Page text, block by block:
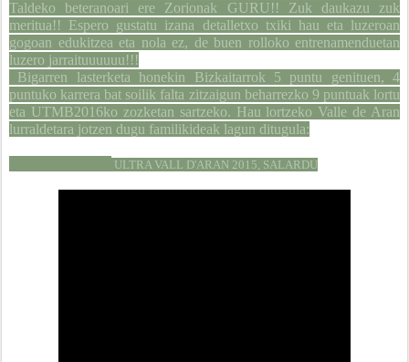
Taldeko beteranoari ere Zorionak GURU!! Zuk daukazu zuk
meritua!! Espero gustatu izana detalletxo txiki hau eta luzeroan
gogoan edukitzea eta nola ez, de buen rolloko entrenamenduetan
luzero jarraituuuuuu!!!
Bigarren lasterketa honekin Bizkaitarrok 5 puntu genituen, 4
puntuko karrera bat soilik falta zitzaigun beharrezko 9 puntuak lortu
eta UTMB2016ko zozketan sartzeko. Hau lortzeko Valle de Aran
lurraldetara jotzen dugu familikideak lagun ditugula:
ULTRA VALL D'ARAN 2015, SALARDU